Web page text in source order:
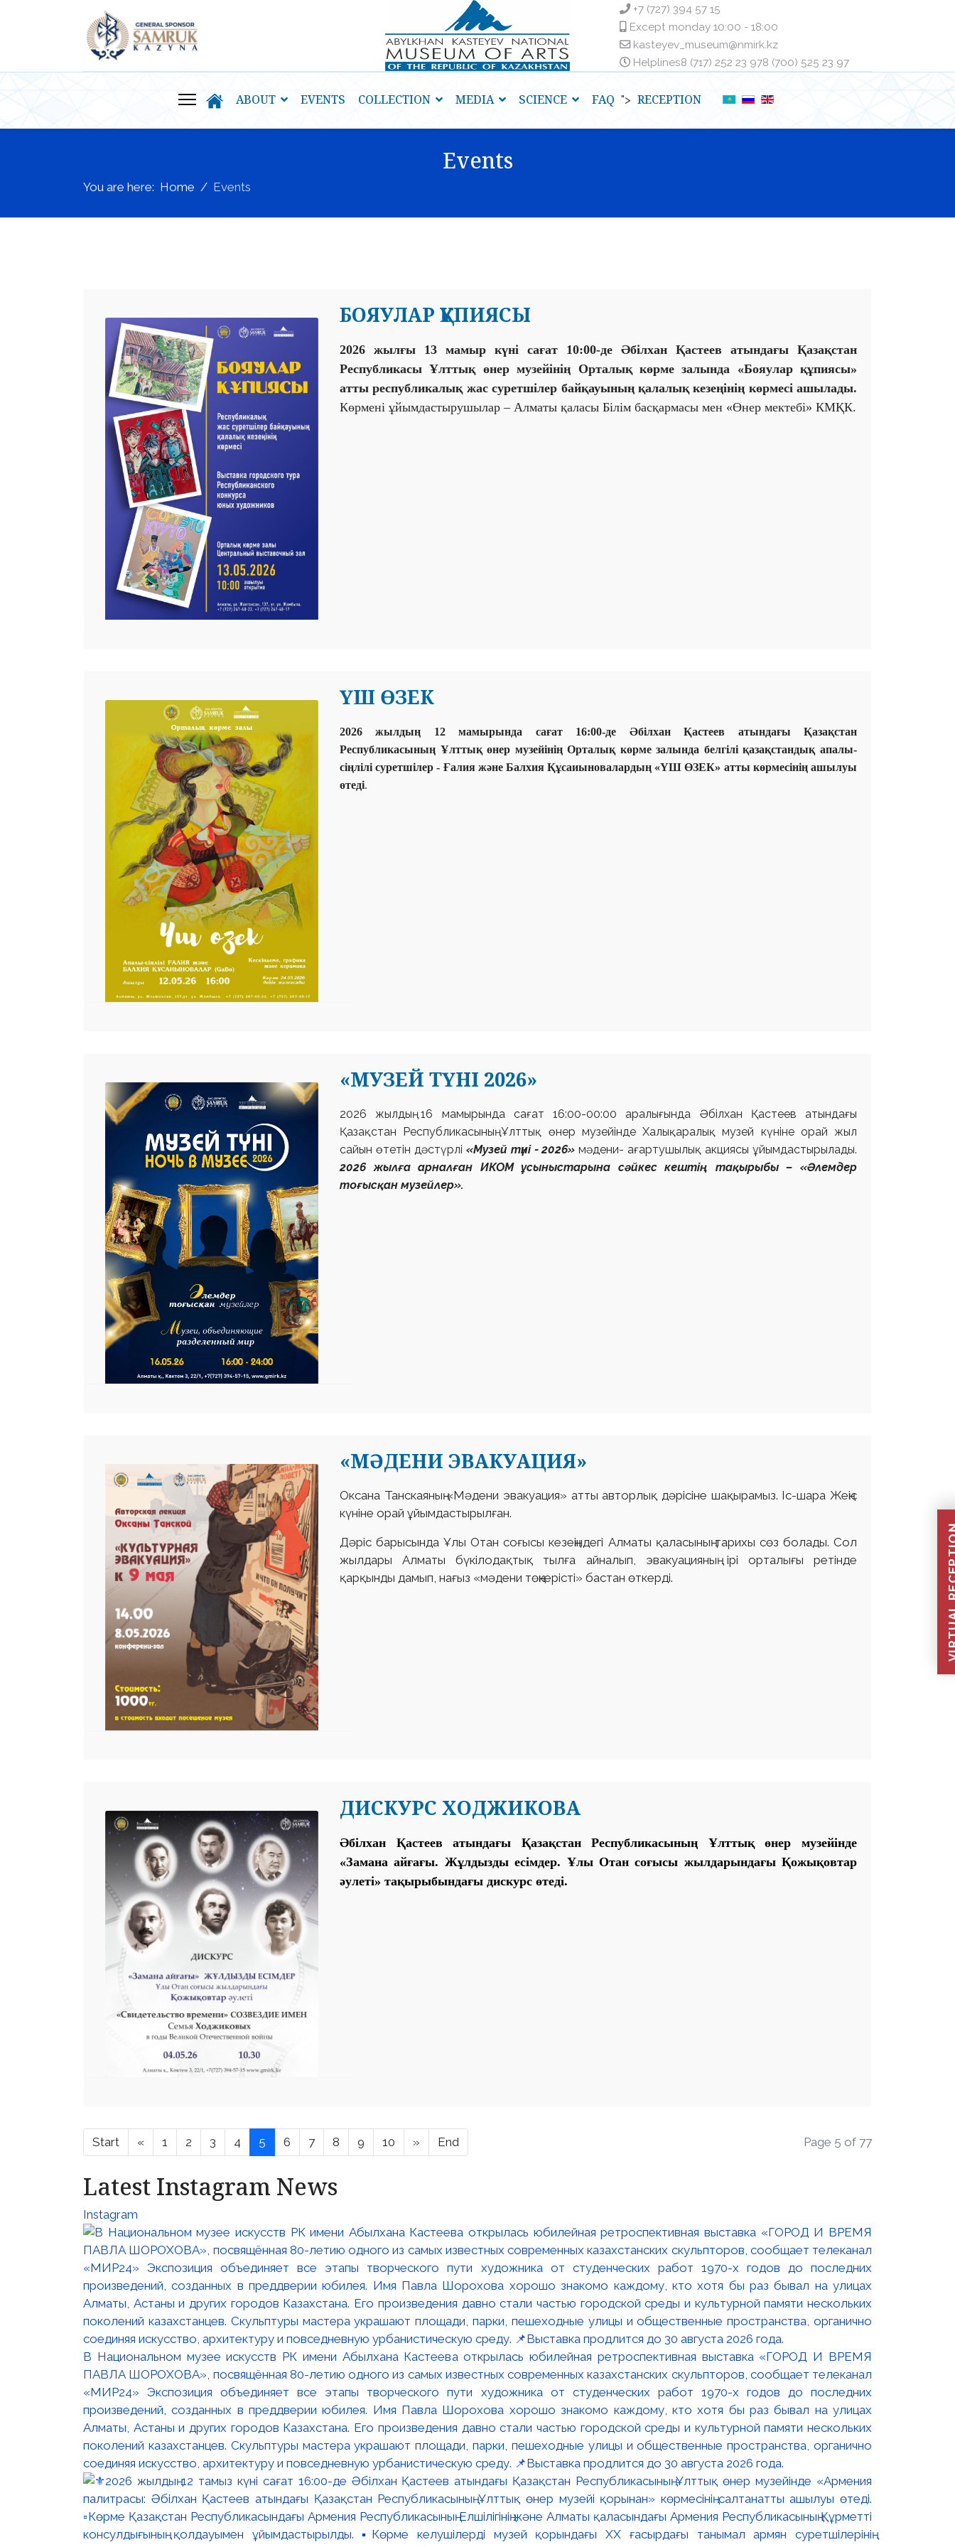
+7 (727) 394 57 15
Except monday 10:00 - 18:00
kasteyev_museum@nmirk.kz
Helplinesㅤ8 (717) 252 23 97ㅤㅤ8 (700) 525 23 97
ABOUT EVENTS COLLECTION MEDIA SCIENCE FAQ "> RECEPTION
Events
You are here: Home Events
БОЯУЛАР ҚҰПИЯСЫ
2026 жылғы 13 мамыр күні сағат 10:00-де Әбілхан Қастеев атындағы Қазақстан
Республикасы Ұлттық өнер музейінің Орталық көрме залында «Бояулар құпиясы»
атты республикалық жас суретшілер байқауының қалалық кезеңінің көрмесі ашылады.
Көрмені ұйымдастырушылар – Алматы қаласы Білім басқармасы мен «Өнер мектебі» КМҚК.
ҮШ ӨЗЕК
2026 жылдың 12 мамырында сағат 16:00-де Әбілхан Қастеев атындағы Қазақстан
Республикасының Ұлттық өнер музейінің Орталық көрме залында белгілі қазақстандық апалы-
сіңлілі суретшілер - Ғалия және Балхия Құсаиыновалардың «ҮШ ӨЗЕК» атты көрмесінің ашылуы
өтеді.
«МУЗЕЙ ТҮНІ 2026»
2026 жылдың 16 мамырында сағат 16:00-00:00 аралығында Әбілхан Қастеев атындағы
Қазақстан Республикасының Ұлттық өнер музейінде Халықаралық музей күніне орай жыл
сайын өтетін дәстүрлі «Музей түні - 2026» мәдени- ағартушылық акциясы ұйымдастырылады.
2026 жылға арналған ИКОМ ұсыныстарына сәйкескештің тақырыбы – «Әлемдер
тоғысқан музейлер».
«МӘДЕНИ ЭВАКУАЦИЯ»
Оксана Танскаяның «Мәдени эвакуация» атты авторлық дәрісіне шақырамыз. Іс-шара Жеңіс
күніне орай ұйымдастырылған.
Дәріс барысында Ұлы Отан соғысы кезеңіндегі Алматы қаласының тарихы сөз болады. Сол
жылдары Алматы бүкілодақтық тылға айналып, эвакуацияның ірі орталығы ретінде
қарқынды дамып, нағыз «мәдени төңкерісті» бастан өткерді.
ДИСКУРС ХОДЖИКОВА
Әбілхан Қастеев атындағы Қазақстан Республикасының Ұлттық өнер музейінде
«Замана айғағы. Жұлдызды есімдер. Ұлы Отан соғысы жылдарындағы Қожықовтар
әулеті» тақырыбындағы дискурс өтеді.
Start « 1 2 3 4 5 6 7 8 9 10 » End Page 5 of 77
Latest Instagram News
Instagram
В Национальном музее искусств РК имени Абылхана Кастеева открылась юбилейная ретроспективная выставка «ГОРОД И ВРЕМЯ
ПАВЛА ШОРОХОВА», посвящённая 80-летию одного из самых известных современных казахстанских скульпторов, сообщает телеканал
«МИР24» Экспозиция объединяет все этапы творческого пути художника от студенческих работ 1970-х годов до последних
произведений, созданных в преддверии юбилея. Имя Павла Шорохова хорошо знакомо каждому, кто хотя бы раз бывал на улицах
Алматы, Астаны и других городов Казахстана. Его произведения давно стали частью городской среды и культурной памяти нескольких
поколений казахстанцев. Скульптуры мастера украшают площади, парки, пешеходные улицы и общественные пространства, органично
соединяя искусство, архитектуру и повседневную урбанистическую среду. 📌Выставка продлится до 30 августа 2026 года.